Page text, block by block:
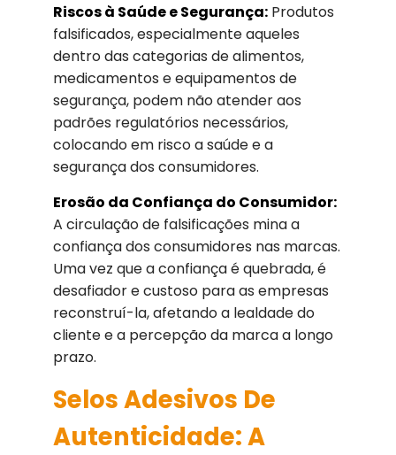
Riscos à Saúde e Segurança:Produtos
falsificados, especialmente aqueles
dentro das categorias de alimentos,
medicamentos e equipamentos de
segurança, podem não atender aos
padrões regulatórios necessários,
colocando em risco a saúde e a
segurança dos consumidores.
Erosão da Confiança do Consumidor:
A circulação de falsificações mina a
confiança dos consumidores nas marcas.
Uma vez que a confiança é quebrada, é
desafiador e custoso para as empresas
reconstruí-la, afetando a lealdade do
cliente e a percepção da marca a longo
prazo.
Selos Adesivos De
Autenticidade: A